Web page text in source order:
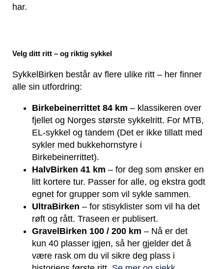
har.
Velg ditt ritt – og riktig sykkel
SykkelBirken består av flere ulike ritt – her finner
alle sin utfordring:
Birkebeinerrittet 84 km – klassikeren over
fjellet og Norges største sykkelritt. For MTB,
EL-sykkel og tandem (Det er ikke tillatt med
sykler med bukkehornstyre i
Birkebeinerrittet).
HalvBirken 41 km – for deg som ønsker en
litt kortere tur. Passer for alle, og ekstra godt
egnet for grupper som vil sykle sammen.
UltraBirken – for stisyklister som vil ha det
røft og rått. Traseen er publisert.
GravelBirken 100 / 200 km – Nå er det
kun 40 plasser igjen, så her gjelder det å
være rask om du vil sikre deg plass i